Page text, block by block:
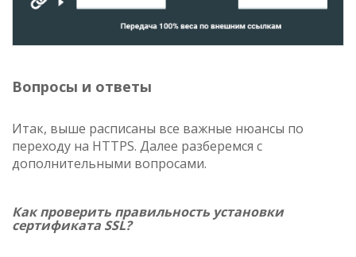
Вопросы и ответы
Итак, выше расписаны все важные нюансы по
переходу на HTTPS. Далее разберемся с
дополнительными вопросами.
Как проверить правильность установки
сертификата SSL?